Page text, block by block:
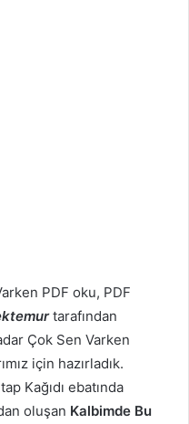
PDF oku, PDF
tarafından
Çok Sen Varken
için hazırladık.
Kağıdı ebatında
oluşan Kalbimde Bu